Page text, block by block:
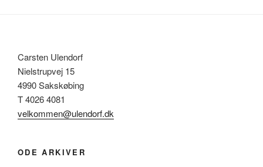
Carsten Ulendorf
Nielstrupvej 15
4990 Sakskøbing
T 4026 4081
velkommen@ulendorf.dk
ODE ARKIVER